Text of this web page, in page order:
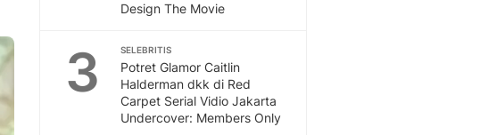
Design The Movie
3 SELEBRITIS
Potret Glamor Caitlin
Halderman dkk di Red
Carpet Serial Vidio Jakarta
Undercover: Members Only